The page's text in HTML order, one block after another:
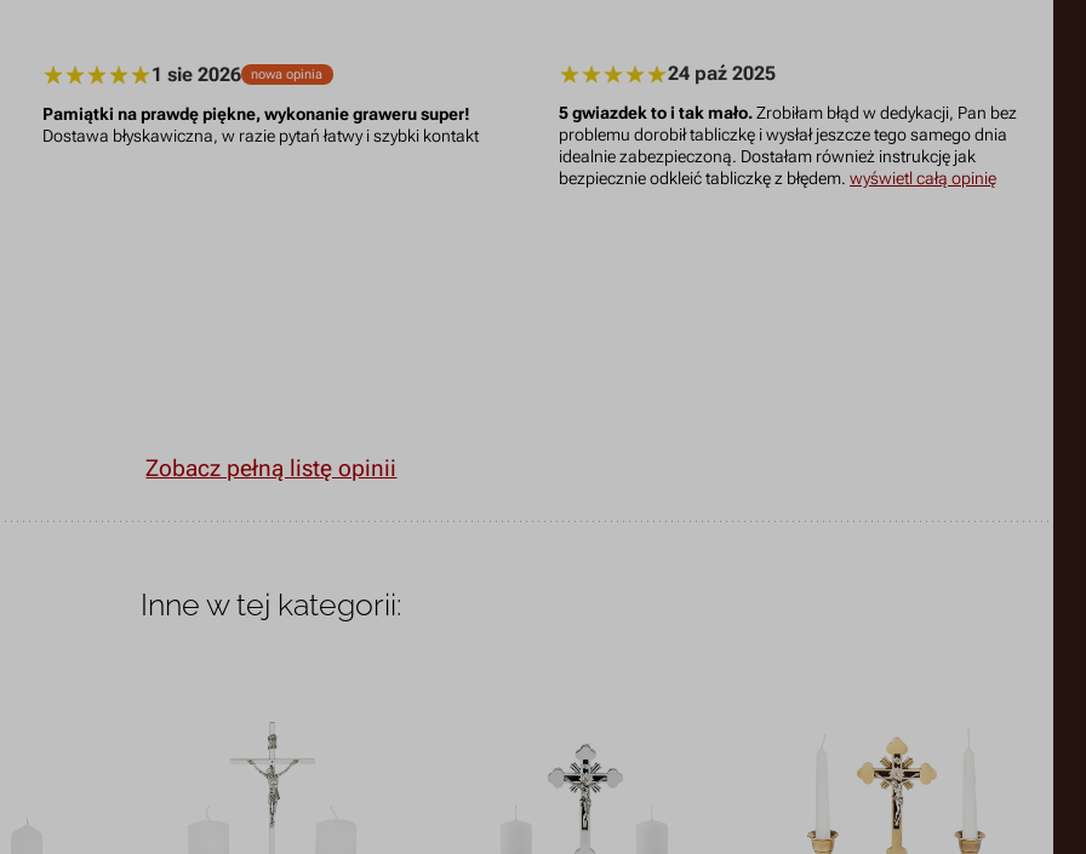
1 sie 2026 nowa opinia
Pamiątki na prawdę piękne, wykonanie graweru super!
Dostawa błyskawiczna, w razie pytań łatwy i szybki kontakt
24 paź 2025
5 gwiazdek to i tak mało.Zrobiłam błąd w dedykacji, Pan bez
problemu dorobił tabliczkę i wysłał jeszcze tego samego dnia
idealnie zabezpieczoną. Dostałam również instrukcję jak
bezpiecznie odkleić tabliczkę z błędem.wyświetl całą opinię
Zobacz pełną listę opinii
Inne w tej kategorii: